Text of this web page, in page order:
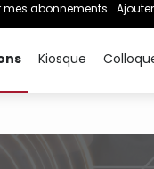
mes abonnements
Kiosque